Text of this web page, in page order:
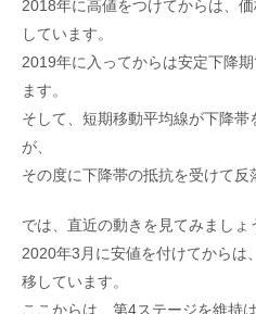
2018年に高値をつけてからは、
しています。
2019年に入ってからは安定下降
ます。
そして、短期移動平均線が下降
が、
その度に下降帯の抵抗を受けて反
では、直近の動きを見てみましょ
2020年3月に安値を付けてからは
移しています。
ここからは、第4ステージを維持